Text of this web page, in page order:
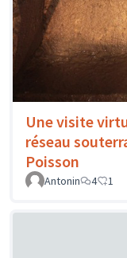
Une visite
réseau
Poisson
Antonin 4 1